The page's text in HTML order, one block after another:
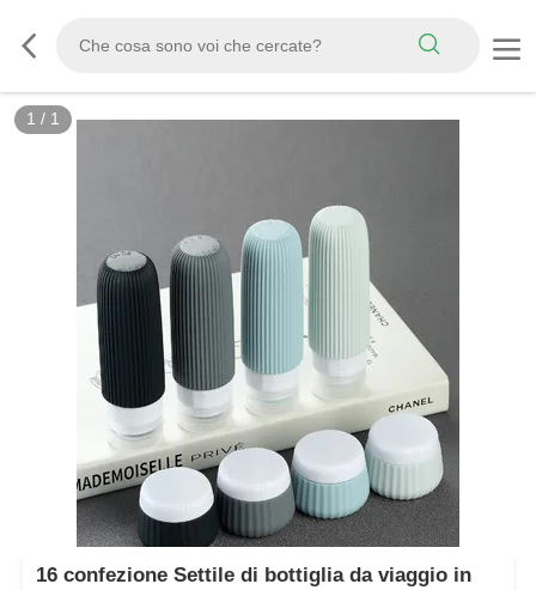
1 / 1
16 confezione Settile di bottiglia da viaggio in